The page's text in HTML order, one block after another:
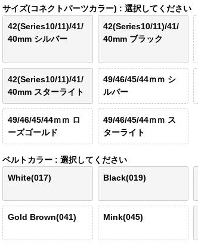
サイズ(コネクトパーツカラー)
選択してください
42(Series10/11)/41/
40mm シルバー
42(Series10/11)/41/
40mm ブラック
42(Series10/11)/41/
40mm スターライト
49/46/45/44ｍｍ シ
ルバー
49/46/45/44ｍｍ ロ
ーズゴールド
49/46/45/44ｍｍ ス
ターライト
ベルトカラー
選択してください
White(017)
Black(019)
Gold Brown(041) Mink(045)